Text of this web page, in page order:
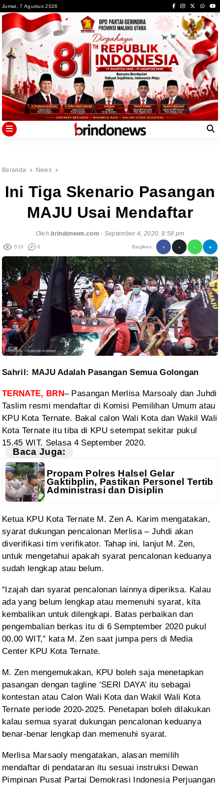
to
content
Jumat, 7 Agustus 2026
Beranda News
Ini Tiga Skenario Pasangan
MAJU Usai Mendaftar
Olehbrindonews.com - September 4, 2020, 8:58 pm
510 0 Bagikan:
Sahril: MAJU Adalah Pasangan Semua Golongan
TERNATE, BRN– Pasangan Merlisa Marsoaly dan Juhdi
Taslim resmi mendaftar di Komisi Pemilihan Umum atau
KPU Kota Ternate. Bakal calon Wali Kotadan Wakil Wali
Kota Ternate itu tiba di KPU setempat sekitar pukul
15.45 WIT, Selasa 4 September 2020.
Baca Juga:
Propam Polres Halsel Gelar
Gaktibplin, Pastikan Personel Tertib
Administrasi dan Disiplin
Ketua KPU Kota Ternate M. Zen A. Karim mengatakan,
syarat dukungan pencalonan Merlisa– Juhdi akan
diverifikasi tim verifikator. Tahap ini, lanjut M. Zen,
untuk mengetahui apakah syarat pencalonan keduanya
sudah lengkap atau belum.
“Izajah dan syarat pencalonan lainnya diperiksa. Kalau
ada yang belum lengkap atau memenuhi syarat, kita
kembalikan untuk dilengkapi. Batas perbaikan dan
pengembalian berkas itu di 6 Semptember 2020 pukul
00.00 WIT,” kata M. Zen saatjumpa pers di Media
Center KPU Kota Ternate.
M. Zenmengemukakan, KPU boleh saja menetapkan
pasangan dengan tagline ‘SERI DAYA’ itu sebagai
kontestan atau Calon Wali Kota dan Wakil Wali Kota
Ternate periode 2020-2025. Penetapan boleh dilakukan
kalau semua syarat dukungan pencalonan keduanya
benar-benar lengkap dan memenuhi syarat.
Merlisa Marsaoly mengatakan, alasan memilih
mendaftar di pendataran itu sesuai instruksi Dewan
Pimpinan Pusat Partai Demokrasi Indonesia Perjuangan